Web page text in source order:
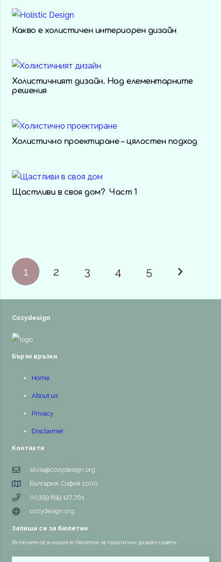
Какво е холистичен интериорен дизайн
Холистичният дизайн. Над елементарните
решения
Холистично проектиране – цялостен подход
Щастливи в своя дом? Част 1
1 2 3 4 5
Cozydesign
Бързи връзки
Home
About us
Privacy
Disclaimer
Контакти
silvia@cozydesign.org
България, София 1000
00359 899.127.761
cozydesign.org
Запиши се за бюлетин
Включете се в нашия е-бюлетин за практични дизайн съвети.